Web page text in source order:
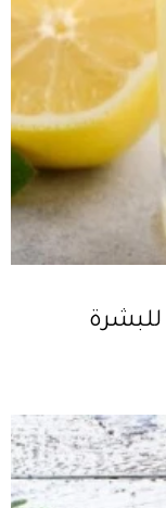
للبشرة